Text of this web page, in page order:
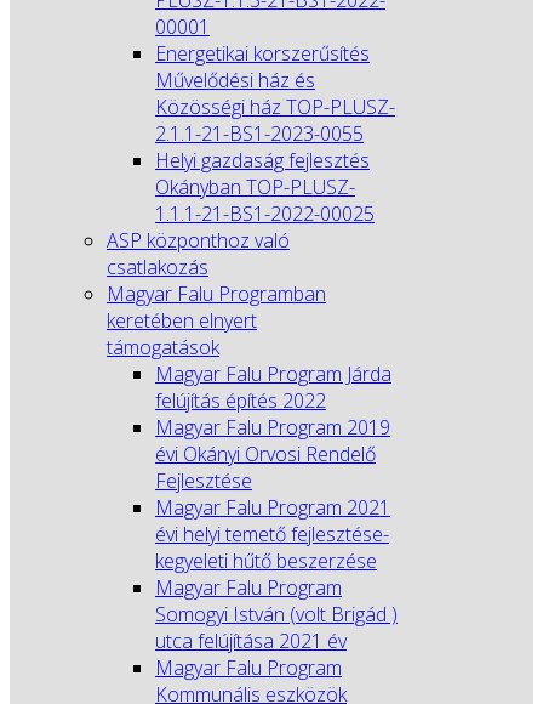
00001
Energetikai korszerűsítés
Művelődési ház és
Közösségi ház TOP-PLUSZ-
2.1.1-21-BS1-2023-0055
Helyi gazdaság fejlesztés
Okányban TOP-PLUSZ-
1.1.1-21-BS1-2022-00025
ASP központhoz való
csatlakozás
Magyar Falu Programban
keretében elnyert
támogatások
Magyar Falu Program Járda
felújítás építés 2022
Magyar Falu Program 2019
évi Okányi Orvosi Rendelő
Fejlesztése
Magyar Falu Program 2021
évi helyi temető fejlesztése-
kegyeleti hűtő beszerzése
Magyar Falu Program
Somogyi István (volt Brigád )
utca felújítása 2021 év
Magyar Falu Program
Kommunális eszközök